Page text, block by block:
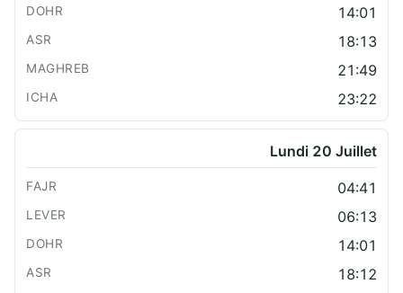
14:01
18:13
21:49
23:22
Lundi 20 Juillet
04:41
06:13
14:01
18:12